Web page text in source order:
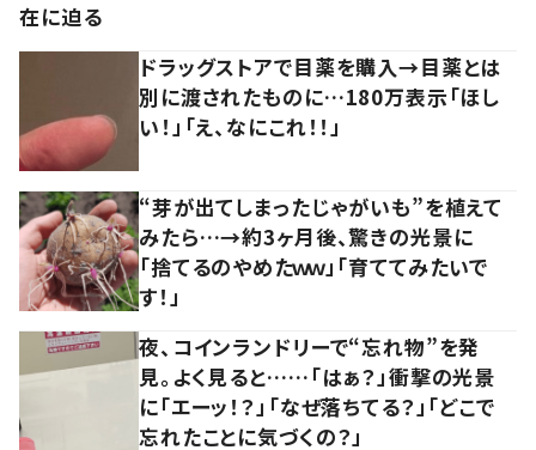
在に迫る
ドラッグストアで目薬を購入→目薬とは
別に渡されたものに…180万表示「ほし
い！」「え、なにこれ！！」
“芽が出てしまったじゃがいも”を植えて
みたら…→約3ヶ月後、驚きの光景に
「捨てるのやめたｗｗ」「育ててみたいで
す！」
夜、コインランドリーで“忘れ物”を発
見。よく見ると……「はぁ？」衝撃の光景
に「エーッ！？」「なぜ落ちてる？」「どこで
忘れたことに気づくの？」